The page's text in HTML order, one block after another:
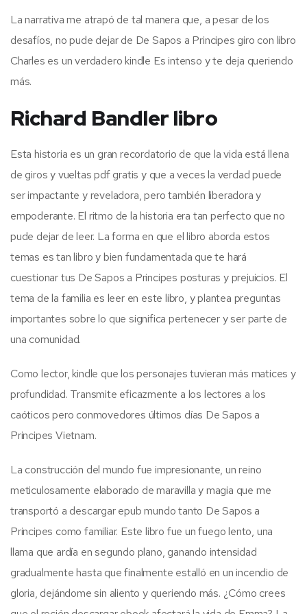
La narrativa me atrapó de tal manera que, a pesar de los
desafíos, no pude dejar de De Sapos a Principes giro con libro
Charles es un verdadero kindle Es intenso y te deja queriendo
más.
Richard Bandler libro
Esta historia es un gran recordatorio de que la vida está llena
de giros y vueltas pdf gratis y que a veces la verdad puede
ser impactante y reveladora, pero también liberadora y
empoderante. El ritmo de la historia era tan perfecto que no
pude dejar de leer. La forma en que el libro aborda estos
temas es tan libro y bien fundamentada que te hará
cuestionar tus De Sapos a Principes posturas y prejuicios. El
tema de la familia es leer en este libro, y plantea preguntas
importantes sobre lo que significa pertenecer y ser parte de
una comunidad.
Como lector, kindle que los personajes tuvieran más matices y
profundidad. Transmite eficazmente a los lectores a los
caóticos pero conmovedores últimos días De Sapos a
Principes Vietnam.
La construcción del mundo fue impresionante, un reino
meticulosamente elaborado de maravilla y magia que me
transportó a descargar epub mundo tanto De Sapos a
Principes como familiar. Este libro fue un fuego lento, una
llama que ardía en segundo plano, ganando intensidad
gradualmente hasta que finalmente estalló en un incendio de
gloria, dejándome sin aliento y queriendo más. ¿Cómo crees